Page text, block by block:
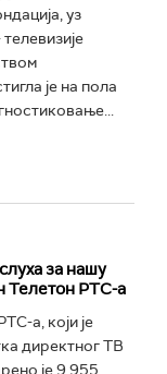
уз
је на пола
за нашу
Телетон РТС-а
а, који је
директног ТВ
је 9.955